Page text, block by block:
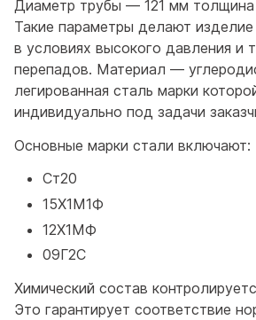
Диаметр трубы — 121 мм
Такие параметры делают
в условиях высокого давления и
перепадов. Материал —
легированная сталь марки
индивидуально под задачи
Основные марки стали включают:
Ст20
15Х1М1Ф
12Х1МФ
09Г2С
Химический состав
Это гарантирует соответствие